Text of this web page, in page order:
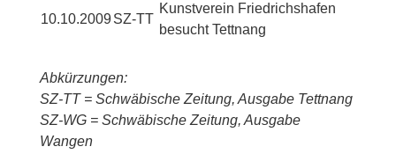
10.10.2009SZ-TT
Kunstverein Friedrichshafen
besucht Tettnang
Abkürzungen:
SZ-TT = Schwäbische Zeitung, Ausgabe Tettnang
SZ-WG = Schwäbische Zeitung, Ausgabe
Wangen